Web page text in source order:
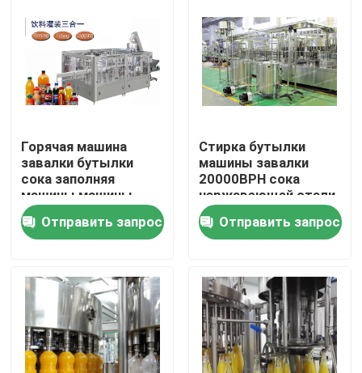
Путешествие фабрики
Проверка качества
Свяжитесь мы
Новости
машина завалки сока
Автоматическая машина завалки масла
Горячая машина
завалки бутылки
сока заполняя
машины машины
завалки сока
12000BPH горячая
горячая
Отправить запрос
Стирка бутылки
машины завалки
20000BPH сока
нержавеющей стали
316
Отправить запрос